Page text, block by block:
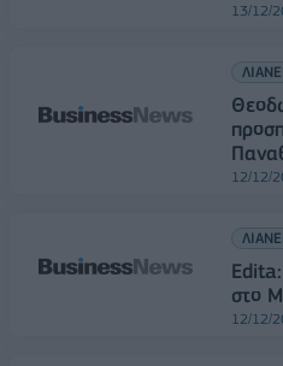
13/12/
12/12/
στο
12/12/